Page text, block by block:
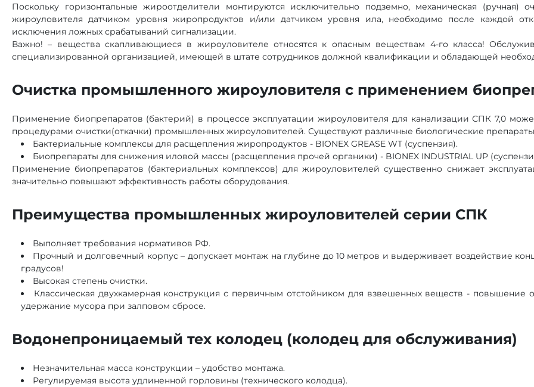
Поскольку горизонтальные жироотделители монтируются исключительно подземно, механическая (ручная)
жироуловителя датчиком уровня жиропродуктов и/или датчиком уровня ила, необходимо после каждой
исключения ложных срабатываний сигнализации.
Важно! – вещества скапливающиеся в жироуловителе относятся к опасным веществам 4-го класса!
специализированной организацией, имеющей в штате сотрудников должной квалификации и обладающей
Очистка промышленного жироуловителя с применением
Применение биопрепаратов (бактерий) в процессе эксплуатации жироуловителя для канализации СПК 7,0
процедурами очистки(откачки) промышленных жироуловителей. Существуют различные биологические
Бактериальные комплексы для расщепления жиропродуктов - BIONEX GREASE WT (суспензия).
Биопрепараты для снижения иловой массы (расщепления прочей органики) - BIONEX INDUSTRIAL UP
Применение биопрепаратов (бактериальных комплексов) для жироуловителей существенно снижает
значительно повышают эффективность работы оборудования.
Преимущества промышленных жироуловителей серии СПК
Выполняет требования нормативов РФ.
Прочный и долговечный корпус – допускает монтаж на глубине до 10 метров и выдерживает воздействие
градусов!
Высокая степень очистки.
Классическая двухкамерная конструкция с первичным отстойником для взвешенных веществ - повышение
удержание мусора при залповом сбросе.
Водонепроницаемый тех колодец (колодец для обслуживания)
Незначительная масса конструкции – удобство монтажа.
Регулируемая высота удлиненной горловины (технического колодца).